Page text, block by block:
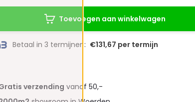
Toevoegen aan winkelwagen
Betaal in 3 termijnen: €131,67 per termijn
verzending vanaf 50,-